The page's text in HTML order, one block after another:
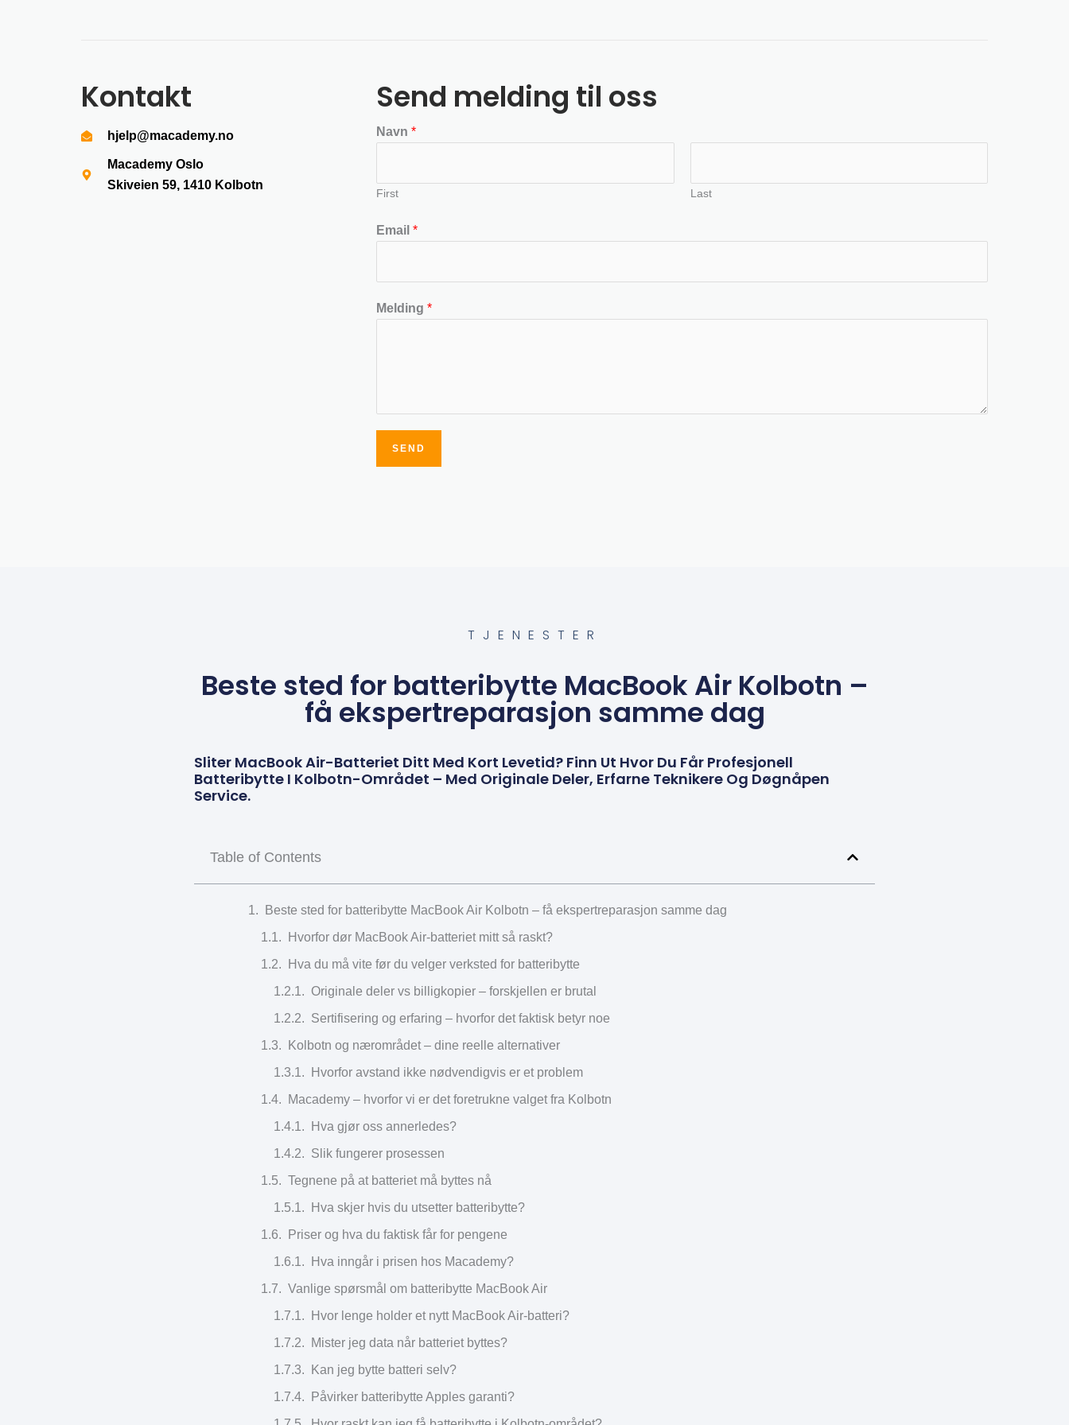
Kontakt
hjelp@macademy.no
Macademy Oslo
Skiveien 59, 1410 Kolbotn
Send melding til oss
Navn*
First Last
Email*
Melding*
SEND
TJENESTER
Beste sted for batteribytte MacBook Air Kolbotn –
få ekspertreparasjon samme dag
Sliter MacBook Air-Batteriet Ditt Med Kort Levetid? Finn Ut Hvor Du Får Profesjonell
Batteribytte I Kolbotn-Området – Med Originale Deler, Erfarne Teknikere Og Døgnåpen
Service.
Table of Contents
Beste sted for batteribytte MacBook Air Kolbotn – få ekspertreparasjon samme dag
Hvorfor dør MacBook Air-batteriet mitt så raskt?
Hva du må vite før du velger verksted for batteribytte
Originale deler vs billigkopier – forskjellen er brutal
Sertifisering og erfaring – hvorfor det faktisk betyr noe
Kolbotn og nærområdet – dine reelle alternativer
Hvorfor avstand ikke nødvendigvis er et problem
Macademy – hvorfor vi er det foretrukne valget fra Kolbotn
Hva gjør oss annerledes?
Slik fungerer prosessen
Tegnene på at batteriet må byttes nå
Hva skjer hvis du utsetter batteribytte?
Priser og hva du faktisk får for pengene
Hva inngår i prisen hos Macademy?
Vanlige spørsmål om batteribytte MacBook Air
Hvor lenge holder et nytt MacBook Air-batteri?
Mister jeg data når batteriet byttes?
Kan jeg bytte batteri selv?
Påvirker batteribytte Apples garanti?